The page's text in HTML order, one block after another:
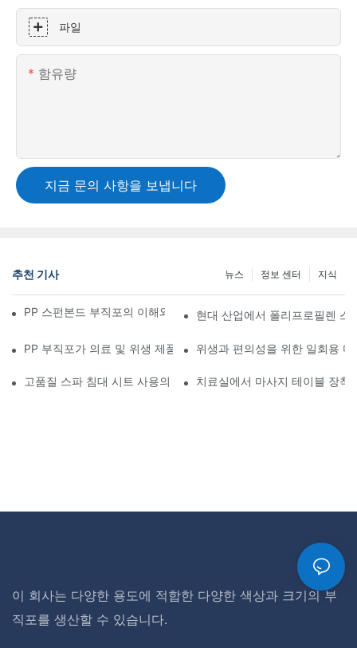
파일
함유량
지금 문의 사항을 보냅니다
추천 기사 지식
정보 센터
뉴스
PP 스펀본드 부직포의 이해와 지속 가능한 제조에서의 역할
현대 산업에서 폴리프로필렌 스
PP 부직포가 의료 및 위생 제품에 필수적인 이유위생과 편의성을 위한 일회용
고품질 스파 침대 시트 사용의 주요 이점치료실에서 마사지 테이블 장착
이 회사는 다양한 용도에 적합한 다양한 색상과 크기의 부
직포를 생산할 수 있습니다.